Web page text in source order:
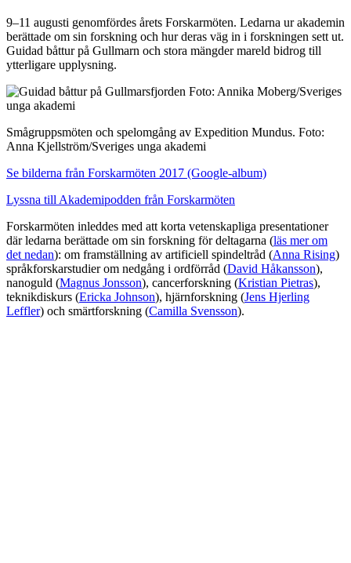
9–11 augusti genomfördes årets Forskarmöten. Ledarna ur akademin
berättade om sin forskning och hur deras väg in i forskningen sett ut.
Guidad båttur på Gullmarn och stora mängder mareld bidrog till
ytterligare upplysning.
Smågruppsmöten och spelomgång av Expedition Mundus. Foto:
Anna Kjellström/Sveriges unga akademi
Se bilderna från Forskarmöten 2017 (Google-album)
Lyssna till Akademipodden från Forskarmöten
Forskarmöten inleddes med att korta vetenskapliga presentationer
där ledarna berättade om sin forskning för deltagarna (läs mer om
det nedan): om framställning av artificiell spindeltråd (Anna Rising)
språkforskarstudier om nedgång i ordförråd (David Håkansson),
nanoguld (Magnus Jonsson), cancerforskning (Kristian Pietras),
teknikdiskurs (Ericka Johnson), hjärnforskning (Jens Hjerling
Leffler) och smärtforskning (Camilla Svensson).